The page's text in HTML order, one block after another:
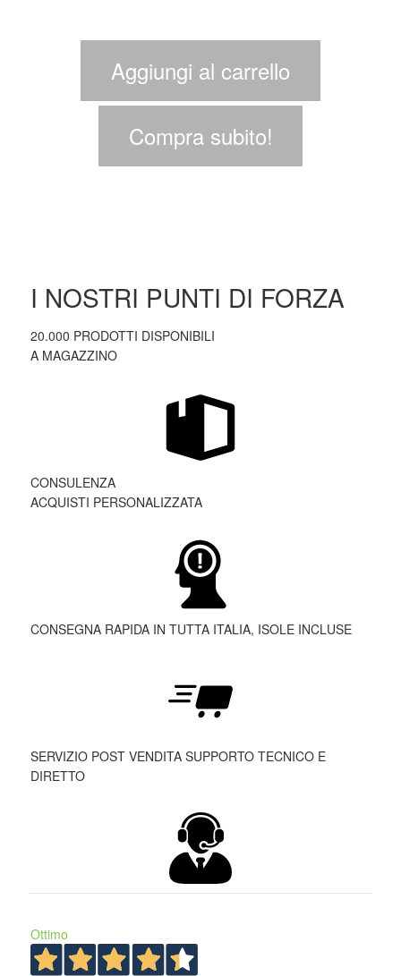
Aggiungi al carrello
Compra subito!
I NOSTRI PUNTI DI FORZA
20.000 PRODOTTI DISPONIBILI
A MAGAZZINO
CONSULENZA
ACQUISTI PERSONALIZZATA
CONSEGNA RAPIDA IN TUTTA ITALIA, ISOLE INCLUSE
SERVIZIO POST VENDITA SUPPORTO TECNICO E
DIRETTO
Ottimo